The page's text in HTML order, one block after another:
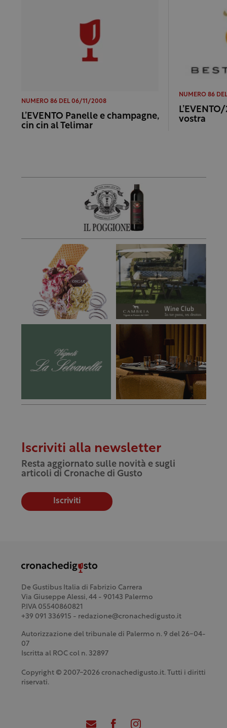
NUMERO 86 DEL 06/11/2008
L’EVENTO Panelle e champagne,
cin cin al Telimar
NUMERO 86
vostra
Iscriviti alla newsletter
Resta aggiornato sulle novità e sugli
articoli di Cronache di Gusto
Iscriviti
De Gustibus Italia di Fabrizio Carrera
Via Giuseppe Alessi, 44 - 90143 Palermo
P.IVA 05540860821
+39 091 336915 - redazione@cronachedigusto.it
Autorizzazione del tribunale di Palermo n. 9 del 26-04-
07
Iscritta al ROC col n. 32897
Copyright © 2007-2026 cronachedigusto.it. Tutti i diritti
riservati.